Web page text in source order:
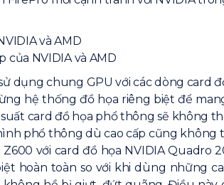
của NVIDIA và AMD
dụng chung GPU với các dòng
hệ thống đồ họa riêng biệt để
card đồ họa phổ thông sẽ không
phổ thông dù cao cấp cũng
với card đồ họa NVIDIA
hoàn toàn so với khi dùng những